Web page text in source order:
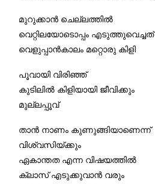
മുറുക്കാൻ ചെല്ലത്തിൽ
വെറ്റിലയോടൊപ്പം എടുത്തുവെച്ചത്
വെളുപ്പാൻകാലം മറ്റൊരു കിളി
പൂവായി വിരിഞ്ഞ്
കുടിലിൽ കിളിയായി ജീവിക്കും
മുല്ലപ്പൂവ്
താൻ നാണം കുണുങ്ങിയാണെന്ന്
വിശ്വസിയ്ക്കും
ഏകാന്തത എന്ന വിഷയത്തിൽ
ക്ലാസ് എടുക്കുവാൻ വരും